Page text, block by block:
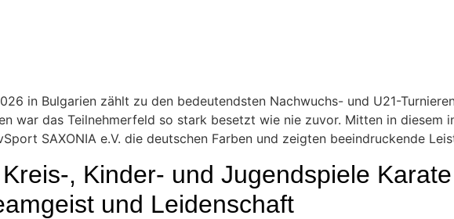
in Bulgarien zählt zu den bedeutendsten Nachwuchs- und U21-
war das Teilnehmerfeld so stark besetzt wie nie zuvor. Mitten in diesem
SAXONIA e.V. die deutschen Farben und zeigten beeindruckende
, Kinder- und Jugendspiele
und Leidenschaft